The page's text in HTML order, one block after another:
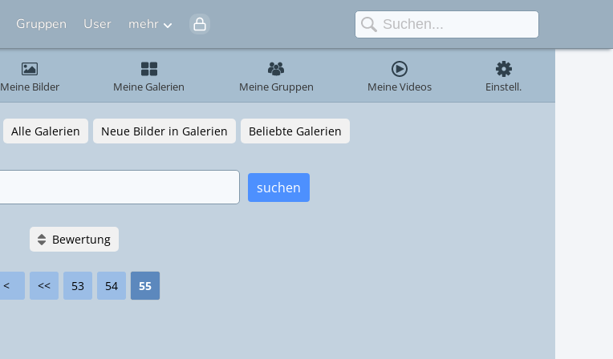
Gruppen User mehr
Meine Bilder Meine Galerien Meine Gruppen Meine Videos Einstell.
Alle Galerien Neue Bilder in Galerien Beliebte Galerien
suchen
Bewertung
< << 53 54 55